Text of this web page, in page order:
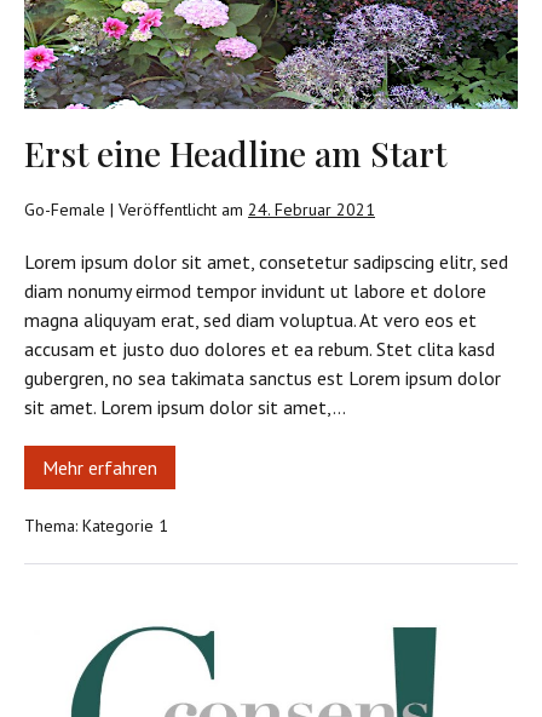
Erst eine Headline am Start
Go-Female | Veröffentlicht am 24. Februar 2021
Lorem ipsum dolor sit amet, consetetur sadipscing elitr, sed
diam nonumy eirmod tempor invidunt ut labore et dolore
magna aliquyam erat, sed diam voluptua. At vero eos et
accusam et justo duo dolores et ea rebum. Stet clita kasd
gubergren, no sea takimata sanctus est Lorem ipsum dolor
sit amet. Lorem ipsum dolor sit amet,…
Mehr erfahren
Erst
eine
Headline
am
Thema: Kategorie 1
Leitartikel